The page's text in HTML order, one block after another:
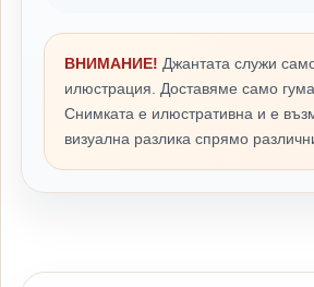
ВНИМАНИЕ! Джантата служи
илюстрация. Доставяме само
Снимката е илюстративна и е
визуална разлика спрямо